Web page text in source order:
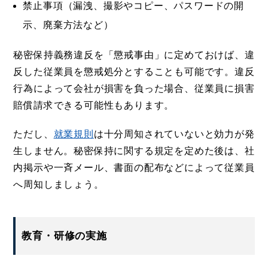
禁止事項（漏洩、撮影やコピー、パスワードの開
示、廃棄方法など）
秘密保持義務違反を「懲戒事由」に定めておけば、違
反した従業員を懲戒処分とすることも可能です。違反
行為によって会社が損害を負った場合、従業員に損害
賠償請求できる可能性もあります。
ただし、 就業規則 は十分周知されていないと効力が発
生しません。秘密保持に関する規定を定めた後は、社
内掲示や一斉メール、書面の配布などによって従業員
へ周知しましょう。
教育・研修の実施